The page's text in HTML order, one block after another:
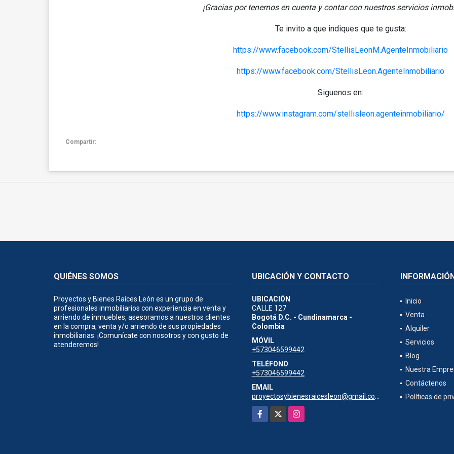
¡Gracias por tenernos en cuenta y contar con nuestros servicios
Te invito a que indiques que te gusta:
https://www.facebook.com/StellisLeonM.AgenteInmobiliario
https://www.facebook.com/StellisLeon.AgenteInmobiliario
Siguenos en:
https://www.instagram.com/stellisleon.agenteinmobiliario/
Compartir:
QUIÉNES SOMOS
Proyectos y Bienes Raíces León es un grupo de
profesionales inmobiliarios con experiencia en venta y
arriendo de inmuebles, asesoramos a nuestros clientes
en la compra, venta y/o arriendo de sus propiedades
inmobiliarias. ¡Comunícate con nosotros y con gusto de
atenderemos!
UBICACIÓN Y CONTACTO
UBICACIÓN
CALLE 127
Bogotá D.C. - Cundinamarca -
Colombia
MÓVIL
+573046599442
TELÉFONO
+573046599442
EMAIL
proyectosybienesraicesleon@gmail.com
Facebook
Instagram
Inicio
Venta
Alquiler
Servicios
Blog
Nuestra
Contáctenos
Políticas de